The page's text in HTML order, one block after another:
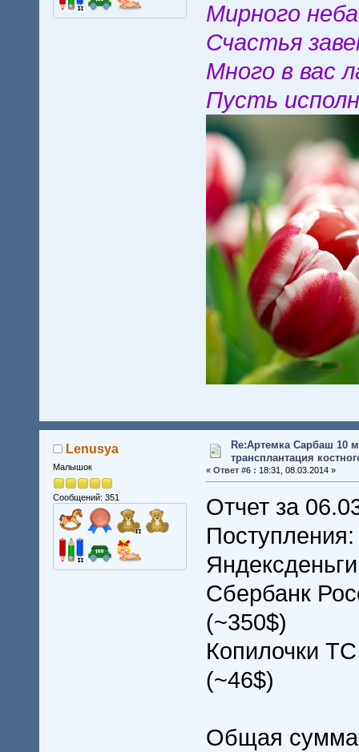
Мирного
Счастья
Много в вас
Пусть
Lenusya
Малышок
Сообщений: 351
Re:Артемка Сарбаш 10
трансплантация
« Ответ #6 : 18:31, 08.03.2014 »
Отчет за
Сбербанк
(~350$)
Копилочки
(~46$)
Общая сумма